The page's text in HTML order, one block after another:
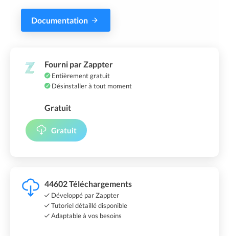
Documentation
Fourni par Zappter
Entièrement gratuit
Désinstaller à tout moment
Gratuit
Gratuit
44602 Téléchargements
Développé par Zappter
Tutoriel détaillé disponible
Adaptable à vos besoins